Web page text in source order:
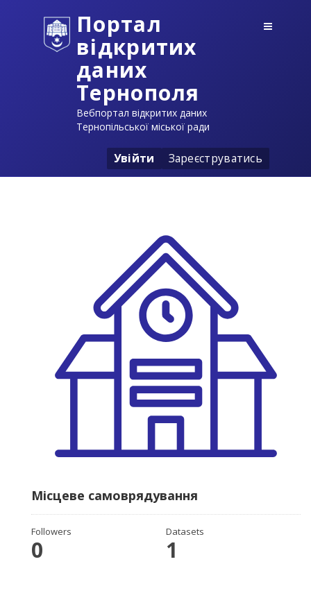
Портал
відкритих
даних
Тернополя
Вебпортал відкритих даних
Тернопільської міської ради
Увійти Зареєструватись
Місцеве самоврядування
Followers
0
Datasets
1